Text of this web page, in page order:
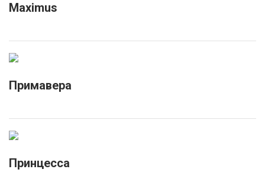
Maximus
Примавера
Принцесса